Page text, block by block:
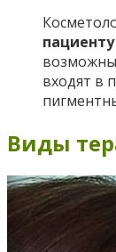
входят в
Виды